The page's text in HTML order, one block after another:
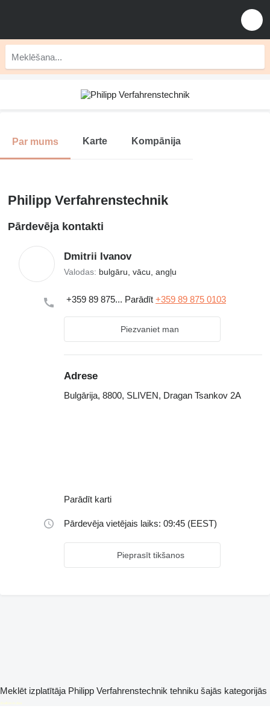
Par mums Karte Kompānija
Philipp Verfahrenstechnik
Pārdevēja kontakti
Dmitrii Ivanov
Valodas: bulgāru, vācu, angļu
+359 89 875... Parādīt +359 89 875 0103
Piezvaniet man
Adrese
Bulgārija, 8800, SLIVEN, Dragan Tsankov 2A
Parādīt karti
Pārdevēja vietējais laiks: 09:45 (EEST)
Pieprasīt tikšanos
Meklēt izplatītāja Philipp Verfahrenstechnik tehniku šajās kategorijās
disallow-in-dsa